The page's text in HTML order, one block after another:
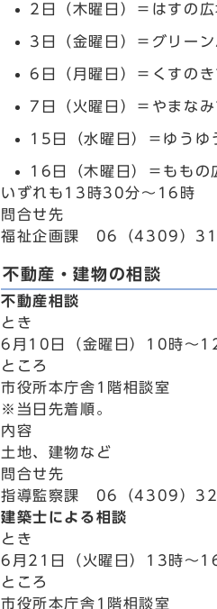
2日（木曜日）＝はすの広
3日（金曜日）＝グリーン
6日（月曜日）＝くすのき
7日（火曜日）＝やまなみ
15日（水曜日）＝ゆうゆ
16日（木曜日）＝ももの
いずれも13時30分～16時
問合せ先
福祉企画課 06（4309）
不動産・建物の相談
不動産相談
とき
6月10日（金曜日）10時～
ところ
市役所本庁舎1階相談室
※当日先着順。
内容
土地、建物など
問合せ先
指導監察課 06（4309）
建築士による相談
とき
6月21日（火曜日）13時～
ところ
市役所本庁舎1階相談室